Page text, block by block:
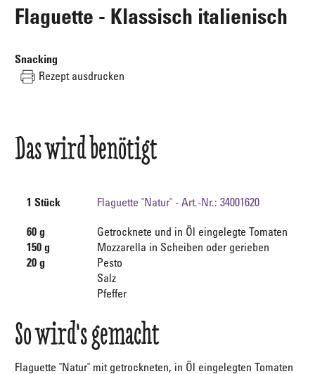
Flaguette - Klassisch italienisch
Snacking
Rezept ausdrucken
Das wird benötigt
1 Stück Flaguette "Natur" - Art.-Nr.: 34001620
60 g
Getrocknete und in Öl eingelegte Tomaten
150 g
Mozzarella in Scheiben oder gerieben
20 g
Pesto
Salz
Pfeffer
So wird's gemacht
Flaguette "Natur" mit getrockneten, in Öl eingelegten Tomaten